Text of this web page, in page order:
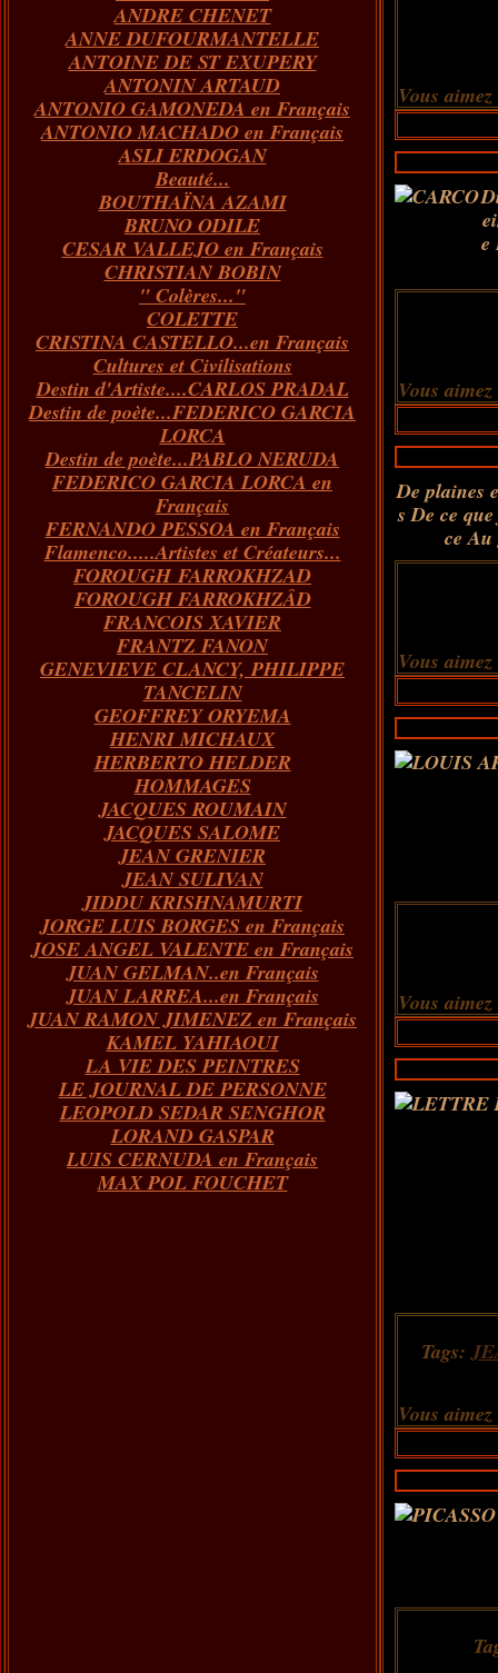
Janvier(60)
Février(68)
Janvier(86)
Mars(65)
Février(70)
Janvier(66)
Avril(76)
Mars(66)
Février(67)
Janvier(73)
Mai(82)
Avril(62)
Mars(66)
Février(55)
Janvier(43)
Juin(84)
Mai(89)
Avril(59)
Mars(73)
Février(54)
Janvier(51)
Juillet(72)
Juin(65)
Mai(97)
Avril(73)
Mars(100)
Février(146)
Janvier(124)
Août(40)
Juillet(31)
Juin(26)
ANDRE CHENET
ANNE DUFOURMANTELLE
ANTOINE DE ST EXUPERY
ANTONIN ARTAUD
ANTONIO GAMONEDA en Français
ANTONIO MACHADO en Français
ASLI ERDOGAN
Beauté...
BOUTHAÏNA AZAMI
BRUNO ODILE
CESAR VALLEJO en Français
CHRISTIAN BOBIN
" Colères..."
COLETTE
CRISTINA CASTELLO...en Français
Cultures et Civilisations
Destin d'Artiste....CARLOS PRADAL
Destin de poète...FEDERICO GARCIA
LORCA
Destin de poète...PABLO NERUDA
FEDERICO GARCIA LORCA en
Français
FERNANDO PESSOA en Français
Flamenco.....Artistes et Créateurs...
FOROUGH FARROKHZAD
FOROUGH FARROKHZÂD
FRANCOIS XAVIER
FRANTZ FANON
GENEVIEVE CLANCY, PHILIPPE
TANCELIN
GEOFFREY ORYEMA
HENRI MICHAUX
HERBERTO HELDER
HOMMAGES
JACQUES ROUMAIN
JACQUES SALOME
JEAN GRENIER
JEAN SULIVAN
JIDDU KRISHNAMURTI
JORGE LUIS BORGES en Français
JOSE ANGEL VALENTE en Français
JUAN GELMAN..en Français
JUAN LARREA...en Français
JUAN RAMON JIMENEZ en Français
KAMEL YAHIAOUI
LA VIE DES PEINTRES
LE JOURNAL DE PERSONNE
LEOPOLD SEDAR SENGHOR
LORAND GASPAR
LUIS CERNUDA en Français
MAX POL FOUCHET
Vous aimez
e
Vous aimez
De plaines
s De ce
ce Au
Vous aimez
Vous aimez
Tags:
Vous aimez